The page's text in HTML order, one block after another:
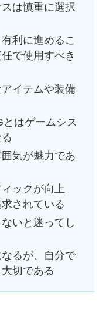
は慎重に選択
利に進めるこ
で使用すべき
イテムや装備
はゲームシス
気が魅力であ
ックが向上
されている
いと迷ってし
るが、自分で
切である